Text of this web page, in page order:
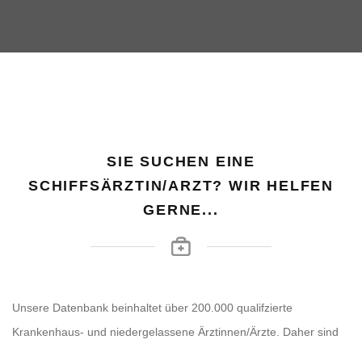
SIE SUCHEN EINE
SCHIFFSÄRZTIN/ARZT? WIR HELFEN
GERNE...
Unsere Datenbank beinhaltet über 200.000 qualifzierte
Krankenhaus- und niedergelassene Ärztinnen/Ärzte. Daher sind